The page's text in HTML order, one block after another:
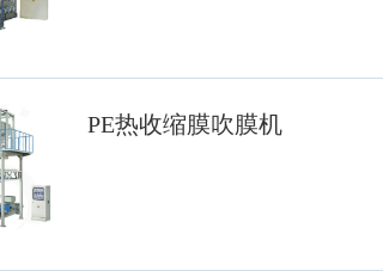
PE热收缩膜吹膜机